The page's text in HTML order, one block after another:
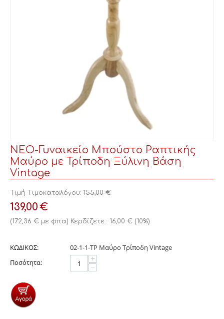
ΝΕΟ-Γυναικείο Μπούστο Ραπτικής
Μαύρο με Τρίποδη Ξύλινη Βάση
Vintage
Τιμή Τιμοκαταλόγου: 155,00 €
139,00€
(172,36 € με φπα) Κερδίζετε : 16,00 € (10%)
ΚΩΔΙΚΟΣ:
02-1-1-ΤΡ Μαύρο Τρίποδη Vintage
Ποσότητα:
+
−